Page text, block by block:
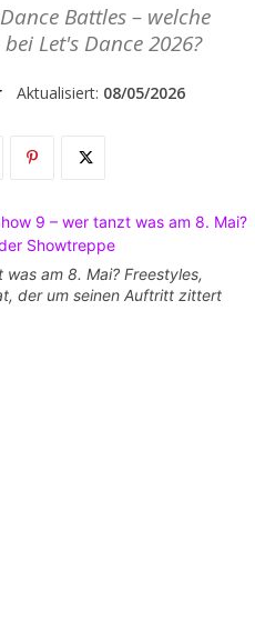
Battles – welche
Let's Dance 2026?
Aktualisiert: 08/05/2026
am 8. Mai? Freestyles,
der um seinen Auftritt zittert